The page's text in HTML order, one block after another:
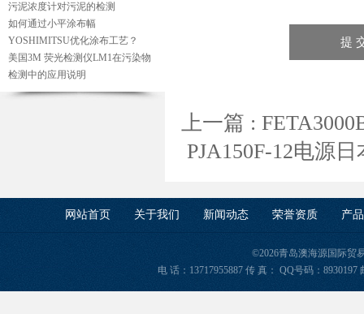
污泥浓度计对污泥的检测
如何通过小平涂布幅
YOSHIMITSU优化涂布工艺？
美国3M 荧光检测仪LM1在污染物
检测中的应用说明
上一篇 :
PJA150F-12电源
网站首页 关于我们 新闻动态 荣誉资质 产
©2026青岛澳海源国际贸
电 话：13717955887 传 真： QQ号码：